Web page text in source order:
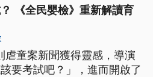
《全民嬰檢》重新解讀育
童案新聞獲得靈感，導演
要考試吧？」，進而開啟了